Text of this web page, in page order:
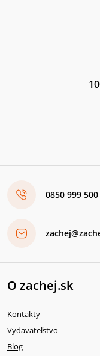
0850 999 500
O zachej.sk
Kontakty
Vydavateľstvo
Blog